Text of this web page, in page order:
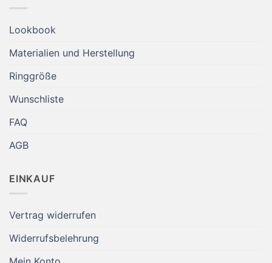
Lookbook
Materialien und Herstellung
Ringgröße
Wunschliste
FAQ
AGB
EINKAUF
Vertrag widerrufen
Widerrufsbelehrung